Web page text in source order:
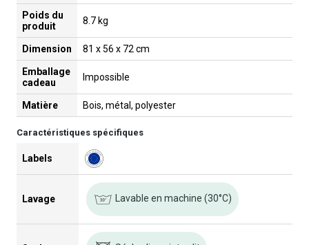
Poids du
produit
8.7 kg
Dimension 81 x 56 x 72 cm
Emballage
cadeau
Impossible
Matière Bois, métal, polyester
Caractéristiques spécifiques
Labels
Lavage Lavable en machine (30°C)